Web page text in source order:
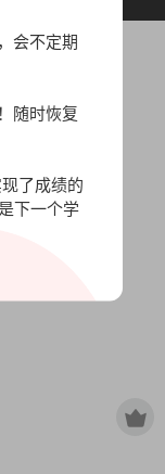
会不定期
随时恢复
了成绩的
下一个学